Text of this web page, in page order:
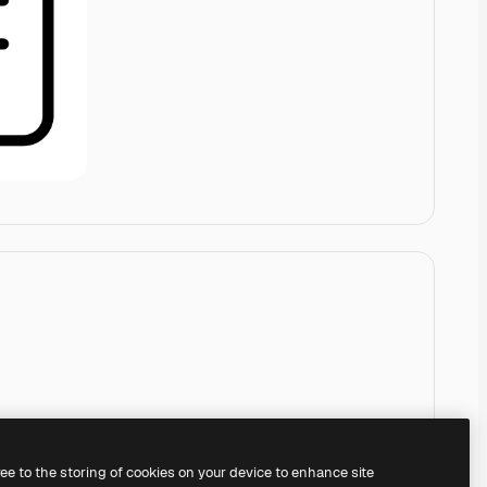
to the storing of cookies on your device to enhance site